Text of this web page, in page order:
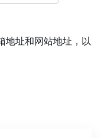
地址和网站地址，以